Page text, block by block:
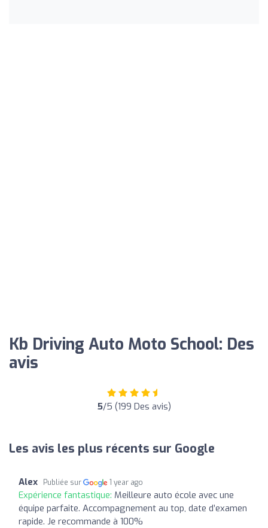
Kb Driving Auto Moto School: Des
avis
5/5 (199 Des avis)
Les avis les plus récents sur Google
Alex Publiée sur 1 year ago
Expérience fantastique: Meilleure auto école avec une
équipe parfaite. Accompagnement au top, date d’examen
rapide. Je recommande à 100%